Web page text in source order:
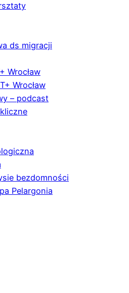
ds migracji
Wrocław
Wrocław
– podcast
bezdomności
Pelargonia